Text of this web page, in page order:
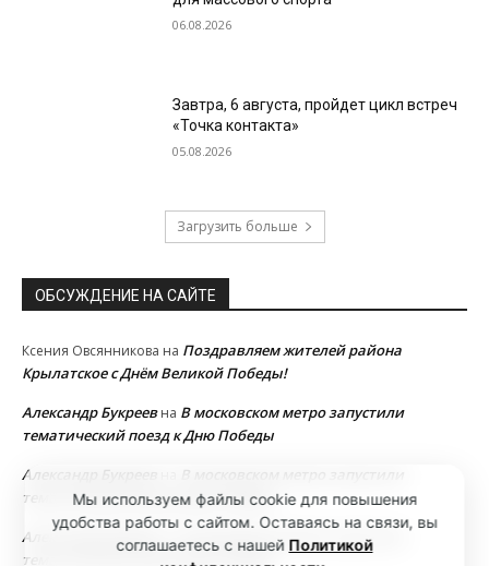
06.08.2026
Завтра, 6 августа, пройдет цикл встреч
«Точка контакта»
05.08.2026
Загрузить больше
ОБСУЖДЕНИЕ НА САЙТЕ
Ксения Овсянникова на Поздравляем жителей района
Крылатское с Днём Великой Победы!
Александр Букреевна В московском метро запустили
тематический поезд к Дню Победы
Александр Букреев
В московском метро запустили
тематический поезд к Дню Победы
Александр Букреев
В московском метро запустили
тематический поезд к Дню Победы
Мы используем файлы cookie для повышения
удобства работы с сайтом. Оставаясь на связи, вы
соглашаетесь с нашей Политикой